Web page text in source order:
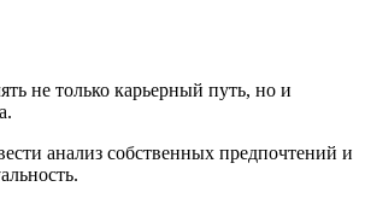
не только карьерный путь, но и
анализ собственных предпочтений и